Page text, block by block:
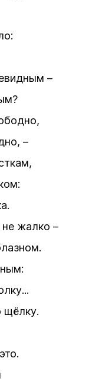
–
–
жалко –
щёлку.